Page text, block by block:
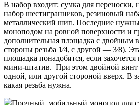
В набор входит: сумка для переноски,
набор шестигранников, резиновый
металлический шип. Последние
моноподом на ровной поверхности и
дополнительная площадка с двойным
стороны резьба 1⁄4, с другой — 3⁄8).
площадка понадобится, если
мини-штатив. При этом двойной винт
одной, или другой стороной вверх. В
какая резьба нужна.
Прочный, мобильный монопод для